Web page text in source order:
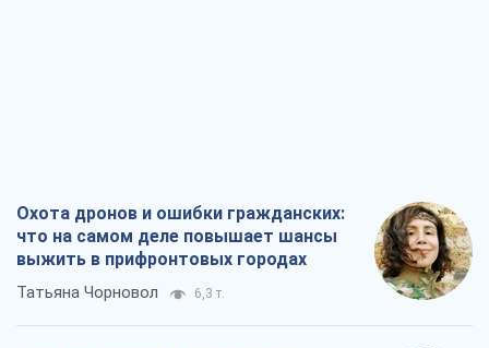
Охота дронов и ошибки гражданских:
что на самом деле повышает шансы
выжить в прифронтовых городах
Татьяна Чорновол 6,3 т.